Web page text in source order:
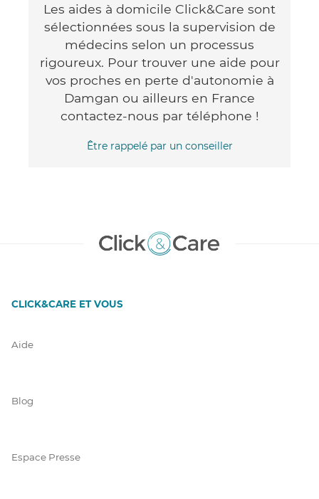
Les aides à domicile Click&Care sont
sélectionnées sous la supervision de
médecins selon un processus
rigoureux. Pour trouver une aide pour
vos proches en perte d'autonomie à
Damgan ou ailleurs en France
contactez-nous par téléphone !
Être rappelé par un conseiller
CLICK&CARE ET VOUS
Aide
Blog
Espace Presse